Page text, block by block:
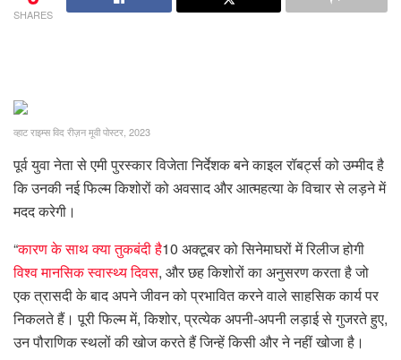
SHARES
व्हाट राइम्स विद रीज़न मूवी पोस्टर, 2023
पूर्व युवा नेता से एमी पुरस्कार विजेता निर्देशक बने काइल रॉबर्ट्स को उम्मीद है
कि उनकी नई फिल्म किशोरों को अवसाद और आत्महत्या के विचार से लड़ने में
मदद करेगी।
“कारण के साथ क्या तुकबंदी है10 अक्टूबर को सिनेमाघरों में रिलीज होगी
विश्व मानसिक स्वास्थ्य दिवस, और छह किशोरों का अनुसरण करता है जो
एक त्रासदी के बाद अपने जीवन को प्रभावित करने वाले साहसिक कार्य पर
निकलते हैं। पूरी फिल्म में, किशोर, प्रत्येक अपनी-अपनी लड़ाई से गुजरते हुए,
उन पौराणिक स्थलों की खोज करते हैं जिन्हें किसी और ने नहीं खोजा है।